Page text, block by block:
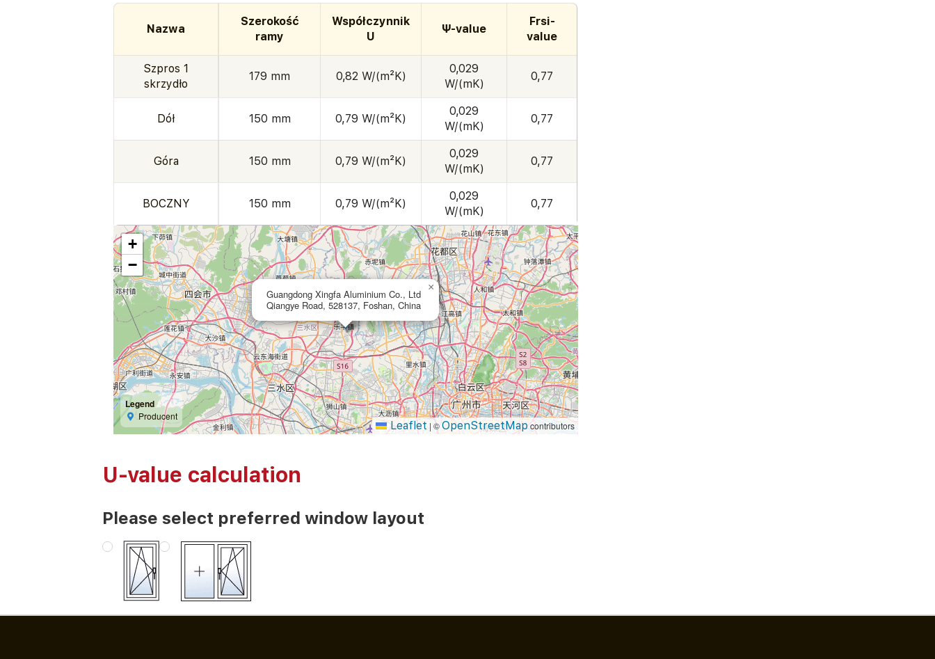
Nazwa
Szerokość
ramy
Współczynnik
U
Ψ-value
Frsi-
value
Szpros 1
skrzydło
179 mm 0,82 W/(m²K)
0,029
W/(mK)
0,77
Dół 150 mm 0,79 W/(m²K)
0,029
W/(mK)
0,77
Góra 150 mm 0,79 W/(m²K)
0,029
W/(mK)
0,77
BOCZNY 150 mm 0,79 W/(m²K)
0,029
W/(mK)
0,77
Guangdong Xingfa Aluminium Co., Ltd
Qiangye Road, 528137, Foshan, China
×
+
−
Legend
Producent
Leaflet | ©OpenStreetMapcontributors
U-value calculation
Please select preferred window layout